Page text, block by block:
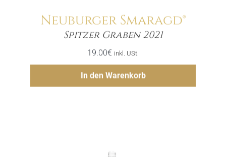
Neuburger Smaragd®
Spitzer Graben 2021
19.00€ inkl. USt.
In den Warenkorb
Menge
Hinzufügen